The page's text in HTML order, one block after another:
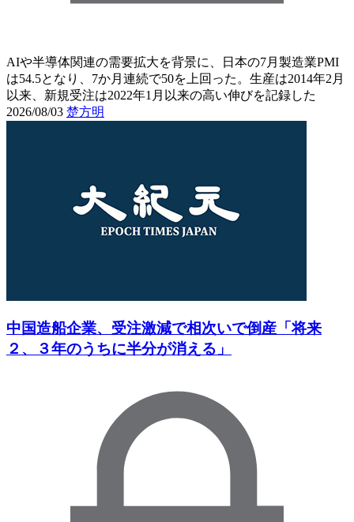
AIや半導体関連の需要拡大を背景に、日本の7月製造業PMI
は54.5となり、7か月連続で50を上回った。生産は2014年2月
以来、新規受注は2022年1月以来の高い伸びを記録した
2026/08/03 楚方明
中国造船企業、受注激減で相次いで倒産「将来
２、３年のうちに半分が消える」